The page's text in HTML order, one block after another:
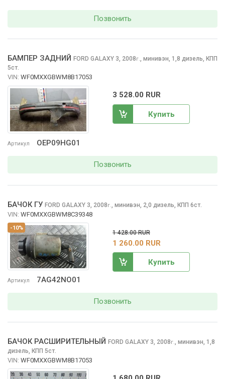
Позвонить
Артикул OEP09HG01
БАМПЕР ЗАДНИЙ FORD GALAXY 3, 2008г., минивэн, 1,8 дизель, КПП
5ст.
VIN: WF0MXXGBWM8B17053
3 528.00 RUR
Купить
Позвонить
-10%
Артикул 7AG42NO01
БАЧОК ГУ FORD GALAXY 3, 2008г. минивэн, 2,0 дизель, КПП 6ст.
VIN: WF0MXXGBWM8C39348
1 428.00 RUR
1 260.00 RUR
Купить
Позвонить
БАЧОК РАСШИРИТЕЛЬНЫЙ FORD GALAXY 3, 2008г.
минивэн, 1,8
дизель, КПП 5ст.
VIN: WF0MXXGBWM8B17053